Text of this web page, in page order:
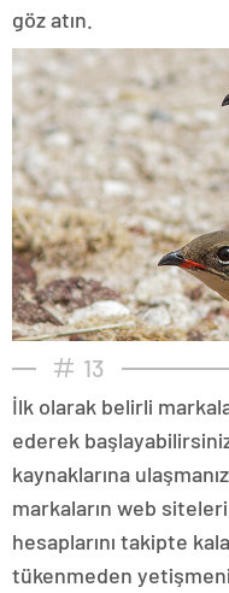
göz atın.
13
İlk olarak belirli
ederek
kaynaklarına
markaların web
hesaplarını takipte
tükenmeden